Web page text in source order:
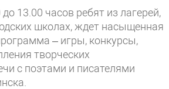
13.00 часов ребят из лагерей,
школах, ждет насыщенная
– игры, конкурсы,
творческих
с поэтами и писателями